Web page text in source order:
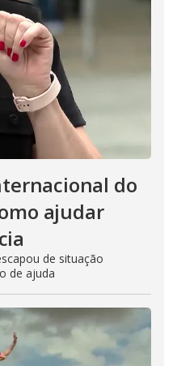
do
ajudar
de situação
de ajuda